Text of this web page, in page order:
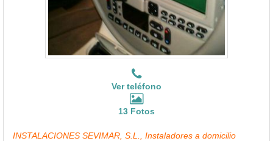
Ver teléfono
13 Fotos
INSTALACIONES SEVIMAR, S.L., Instaladores a domicilio